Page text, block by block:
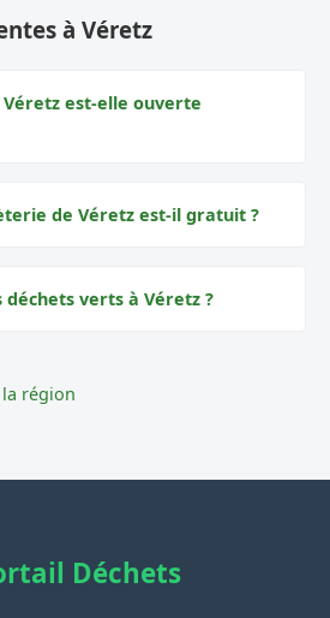
à Véretz
est-elle ouverte
de Véretz est-il gratuit ?
verts à Véretz ?
région
Déchets